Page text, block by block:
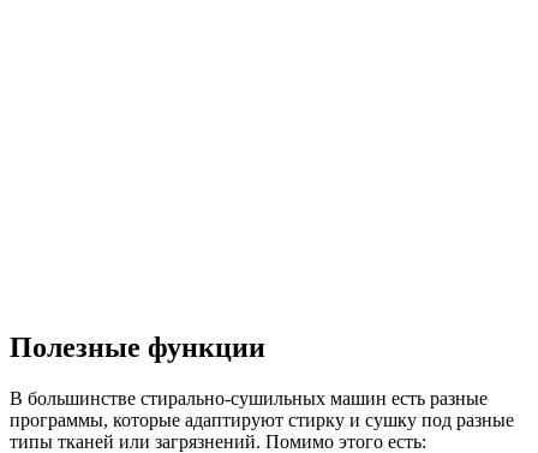
Полезные функции
В большинстве стирально-сушильных машин есть разные
программы, которые адаптируют стирку и сушку под разные
типы тканей или загрязнений. Помимо этого есть: